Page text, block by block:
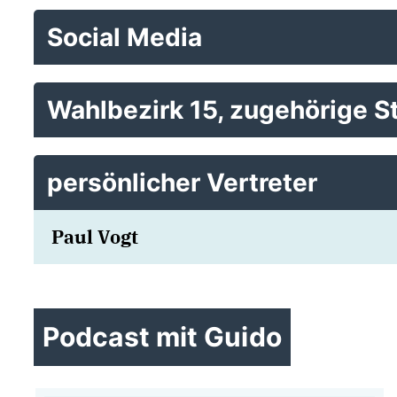
Social Media
Wahlbezirk 15, zugehörige
persönlicher Vertreter
Paul Vogt
Podcast mit Guido